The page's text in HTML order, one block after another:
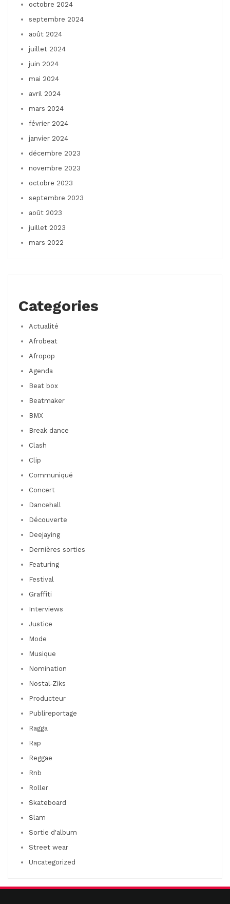
octobre 2024
septembre 2024
août 2024
juillet 2024
juin 2024
mai 2024
avril 2024
mars 2024
février 2024
janvier 2024
décembre 2023
novembre 2023
octobre 2023
septembre 2023
août 2023
juillet 2023
mars 2022
Categories
Actualité
Afrobeat
Afropop
Agenda
Beat box
Beatmaker
BMX
Break dance
Clash
Clip
Communiqué
Concert
Dancehall
Découverte
Deejaying
Dernières sorties
Featuring
Festival
Graffiti
Interviews
Justice
Mode
Musique
Nomination
Nostal-Ziks
Producteur
Publireportage
Ragga
Rap
Reggae
Rnb
Roller
Skateboard
Slam
Sortie d'album
Street wear
Uncategorized